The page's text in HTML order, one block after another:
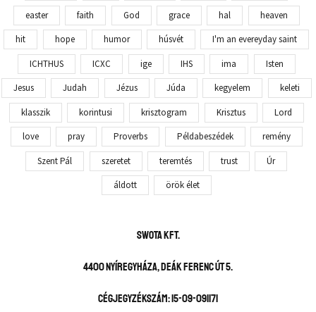
easter faith God grace hal heaven
hit hope humor húsvét I'm an evereyday saint
ICHTHUS ICXC ige IHS ima Isten
Jesus Judah Jézus Júda kegyelem keleti
klasszik korintusi krisztogram Krisztus Lord
love pray Proverbs Példabeszédek remény
Szent Pál szeretet teremtés trust Úr
áldott örök élet
SWOTA KFT.
4400 Nyíregyháza, Deák Ferenc út 5.
Cégjegyzékszám: 15-09-091171